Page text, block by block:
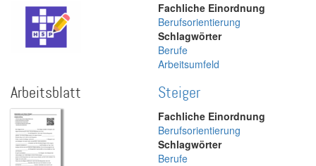
Fachliche Einordnung
Berufsorientierung
Schlagwörter
Berufe
Arbeitsumfeld
Arbeitsblatt Steiger
Fachliche Einordnung
Berufsorientierung
Schlagwörter
Berufe